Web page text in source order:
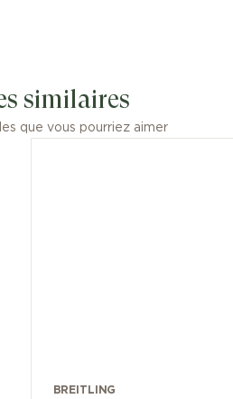
similaires
que vous pourriez aimer
BREITLING